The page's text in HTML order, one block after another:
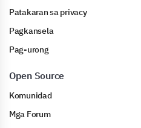
Patakaran sa privacy
Pagkansela
Pag-urong
Open Source
Komunidad
Mga Forum